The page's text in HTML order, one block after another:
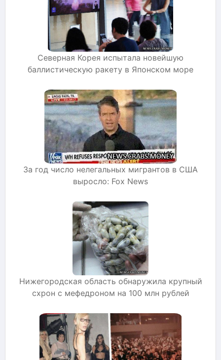
Северная Корея испытала новейшую
баллистическую ракету в Японском море
За год число нелегальных мигрантов в США
выросло: Fox News
Нижегородская область обнаружила крупный
схрон с мефедроном на 100 млн рублей